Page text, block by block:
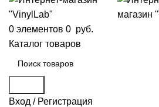
0 элементов 0 руб.
Каталог товаров
Вход / Регистрация